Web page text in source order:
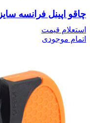
چاقو اپینل فرانسه سایز n.7 – Opinel
استعلام قیمت
اتمام موجودی